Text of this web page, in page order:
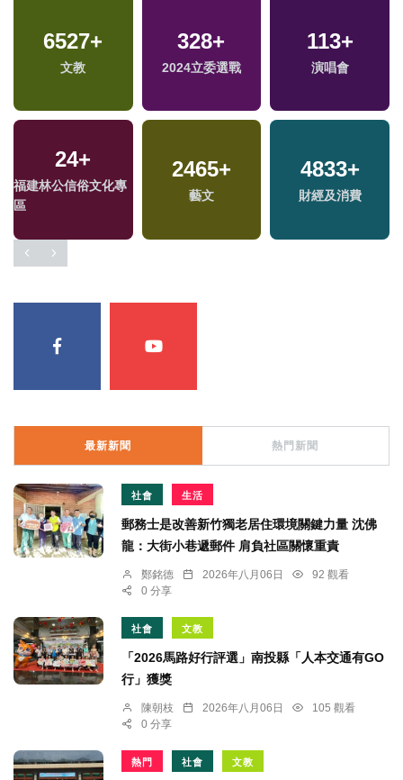
6527+
文教
328+
2024立委選戰
113+
演唱會
24+
福建林公信俗文化專
區
2465+
藝文
4833+
財經及消費
最新新聞 熱門新聞
社會 生活
郵務士是改善新竹獨老居住環境關鍵力量 沈佛
龍：大街小巷遞郵件 肩負社區關懷重責
鄭銘德 2026年八月06日
92 觀看
0 分享
社會 文教
「2026馬路好行評選」南投縣「人本交通有GO
行」獲獎
陳朝枝 2026年八月06日
105 觀看
0 分享
熱門 社會 文教